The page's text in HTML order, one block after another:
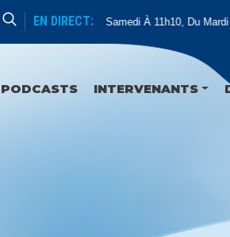
EN DIRECT:
Le Lundi Et Le Samedi À 11h10, Du Mardi Au
PODCASTS INTERVENANTS